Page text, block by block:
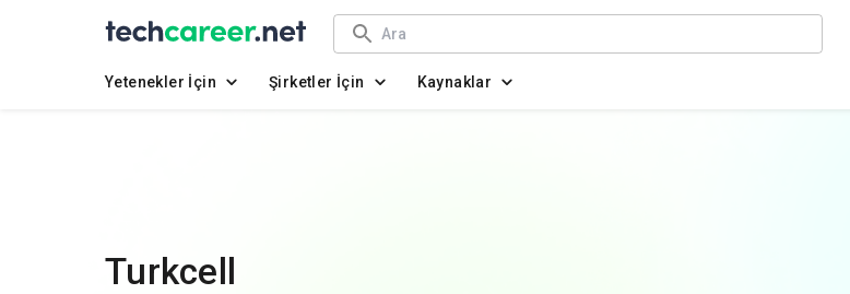
Yetenekler İçin Şirketler İçin Kaynaklar
Turkcell